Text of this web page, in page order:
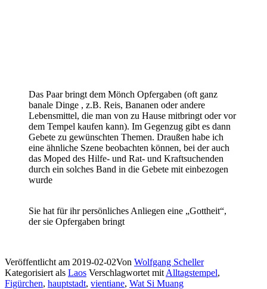
Das Paar bringt dem Mönch Opfergaben (oft ganz
banale Dinge , z.B. Reis, Bananen oder andere
Lebensmittel, die man von zu Hause mitbringt oder vor
dem Tempel kaufen kann). Im Gegenzug gibt es dann
Gebete zu gewünschten Themen. Draußen habe ich
eine ähnliche Szene beobachten können, bei der auch
das Moped des Hilfe- und Rat- und Kraftsuchenden
durch ein solches Band in die Gebete mit einbezogen
wurde
Sie hat für ihr persönliches Anliegen eine „Gottheit“,
der sie Opfergaben bringt
Veröffentlicht am 2019-02-02Von Wolfgang Scheller
Kategorisiert als Laos Verschlagwortet mit Alltagstempel,
Figürchen, hauptstadt, vientiane, Wat Si Muang